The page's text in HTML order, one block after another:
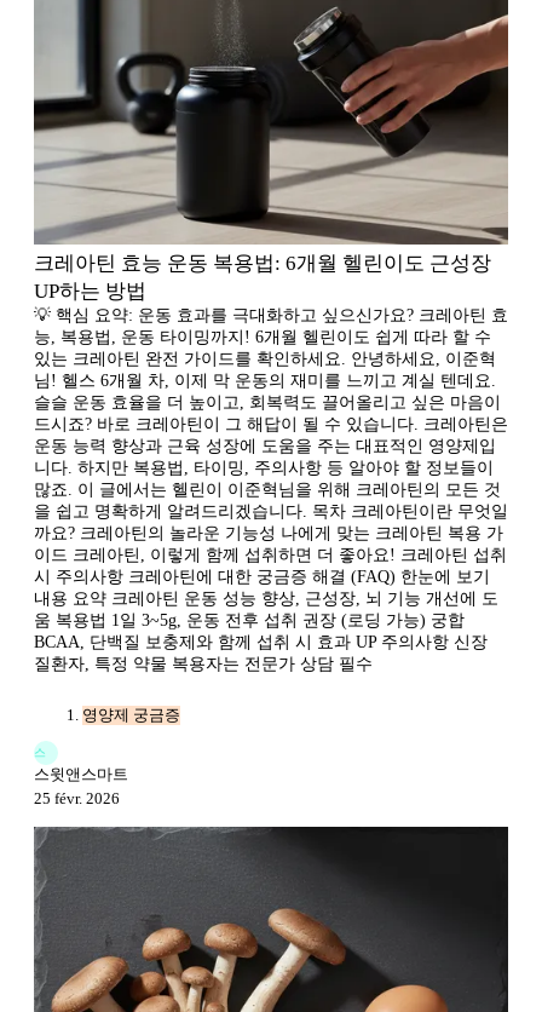
크레아틴 효능 운동 복용법: 6개월 헬린이도 근성장
UP하는 방법
💡 핵심 요약: 운동 효과를 극대화하고 싶으신가요? 크레아틴 효
능, 복용법, 운동 타이밍까지! 6개월 헬린이도 쉽게 따라 할 수
있는 크레아틴 완전 가이드를 확인하세요. 안녕하세요, 이준혁
님! 헬스 6개월 차, 이제 막 운동의 재미를 느끼고 계실 텐데요.
슬슬 운동 효율을 더 높이고, 회복력도 끌어올리고 싶은 마음이
드시죠? 바로 크레아틴이 그 해답이 될 수 있습니다. 크레아틴은
운동 능력 향상과 근육 성장에 도움을 주는 대표적인 영양제입
니다. 하지만 복용법, 타이밍, 주의사항 등 알아야 할 정보들이
많죠. 이 글에서는 헬린이 이준혁님을 위해 크레아틴의 모든 것
을 쉽고 명확하게 알려드리겠습니다. 목차 크레아틴이란 무엇일
까요? 크레아틴의 놀라운 기능성 나에게 맞는 크레아틴 복용 가
이드 크레아틴, 이렇게 함께 섭취하면 더 좋아요! 크레아틴 섭취
시 주의사항 크레아틴에 대한 궁금증 해결 (FAQ) 한눈에 보기
내용 요약 크레아틴 운동 성능 향상, 근성장, 뇌 기능 개선에 도
움 복용법 1일 3~5g, 운동 전후 섭취 권장 (로딩 가능) 궁합
BCAA, 단백질 보충제와 함께 섭취 시 효과 UP 주의사항 신장
질환자, 특정 약물 복용자는 전문가 상담 필수
영양제 궁금증
스
스윗앤스마트
25 févr. 2026